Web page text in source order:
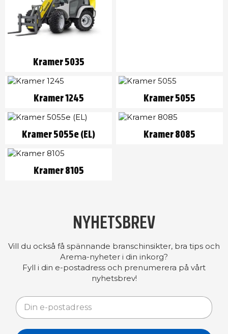
Kramer 5035
Kramer 1245 Kramer 5055
Kramer 5055e (EL) Kramer 8085
Kramer 8105
NYHETSBREV
Vill du också få spännande branschinsikter, bra tips och
Arema-nyheter i din inkorg?
Fyll i din e-postadress och prenumerera på vårt
nyhetsbrev!